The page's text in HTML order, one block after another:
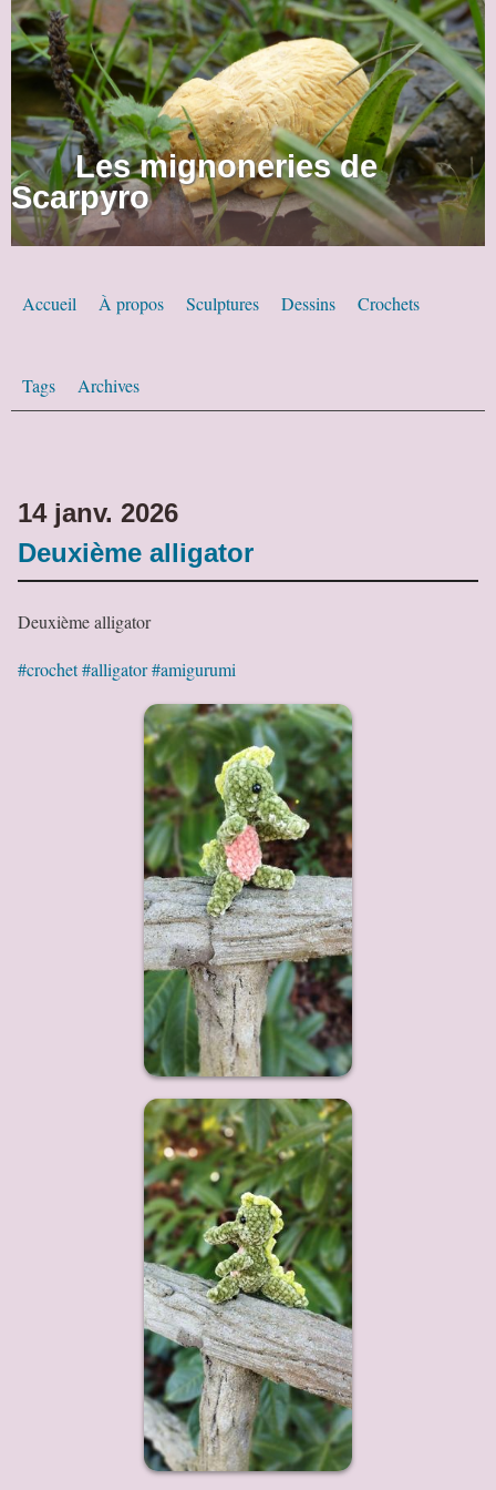
Les mignoneries de
Scarpyro
Accueil À propos Sculptures Dessins Crochets
Tags Archives
14 janv. 2026
Deuxième alligator
Deuxième alligator
#crochet#alligator#amigurumi